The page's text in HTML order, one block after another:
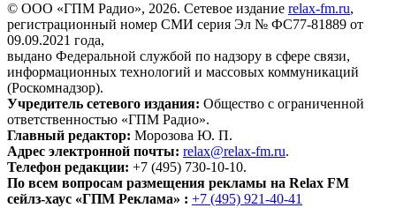
© ООО «ГПМ Радио», 2026. Сетевое издание relax-fm.ru,
регистрационный номер СМИ серия Эл № ФС77-81889 от
09.09.2021 года,
выдано Федеральной службой по надзору в сфере связи,
информационных технологий и массовых коммуникаций
(Роскомнадзор).
Учредитель сетевого издания: Общество с ограниченной
ответственностью «ГПМ Радио».
Главный редактор: Морозова Ю. П.
Адрес электронной почты: relax@relax-fm.ru.
Телефон редакции: +7 (495) 730-10-10.
По всем вопросам размещения рекламы на Relax FM
сейлз-хаус «ГПМ Реклама» : +7 (495) 921-40-41